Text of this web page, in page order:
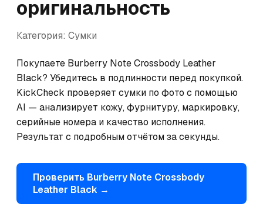
оригинальность
Категория: Сумки
Покупаете Burberry Note Crossbody Leather
Black? Убедитесь в подлинности перед покупкой.
KickCheck проверяет сумки по фото с помощью
AI — анализирует кожу, фурнитуру, маркировку,
серийные номера и качество исполнения.
Результат с подробным отчётом за секунды.
Проверить Burberry Note Crossbody
Leather Black →